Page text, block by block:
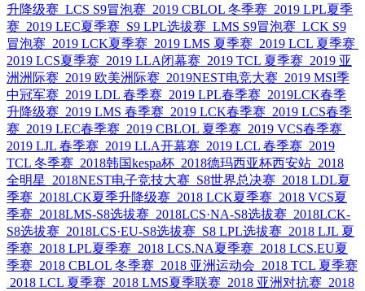
升降级赛 LCS S9冒泡赛 2019 CBLOL 冬季赛 2019 LPL夏季
赛 2019 LEC夏季赛 S9 LPL选拔赛 LMS S9冒泡赛 LCK S9
冒泡赛 2019 LCK夏季赛 2019 LMS 夏季赛 2019 LCL 夏季赛
2019 LCS夏季赛 2019 LLA闭幕赛 2019 TCL 夏季赛 2019 亚
洲洲际赛 2019 欧美洲际赛 2019NEST电竞大赛 2019 MSI季
中冠军赛 2019 LDL 春季赛 2019 LPL春季赛 2019LCK春季
升降级赛 2019 LMS 春季赛 2019 LCK春季赛 2019 LCS春季
赛 2019 LEC春季赛 2019 CBLOL 夏季赛 2019 VCS春季赛
2019 LJL 春季赛 2019 LLA开幕赛 2019 LCL 春季赛 2019
TCL 冬季赛 2018韩国kespa杯 2018德玛西亚杯西安站 2018
全明星
2018NEST电子竞技大赛 S8世界总决赛 2018 LDL夏
季赛 2018LCK夏季升降级赛 2018 LCK夏季赛 2018 VCS夏
季赛 2018LMS-S8选拔赛 2018LCS·NA-S8选拔赛 2018LCK-
S8选拔赛 2018LCS·EU-S8选拔赛 S8 LPL选拔赛 2018 LJL 夏
季赛 2018 LPL夏季赛 2018 LCS.NA夏季赛 2018 LCS.EU夏
季赛 2018 CBLOL 冬季赛 2018 亚洲运动会 2018 TCL 夏季赛
2018 LCL 夏季赛 2018 LMS夏季联赛 2018 亚洲对抗赛 2018